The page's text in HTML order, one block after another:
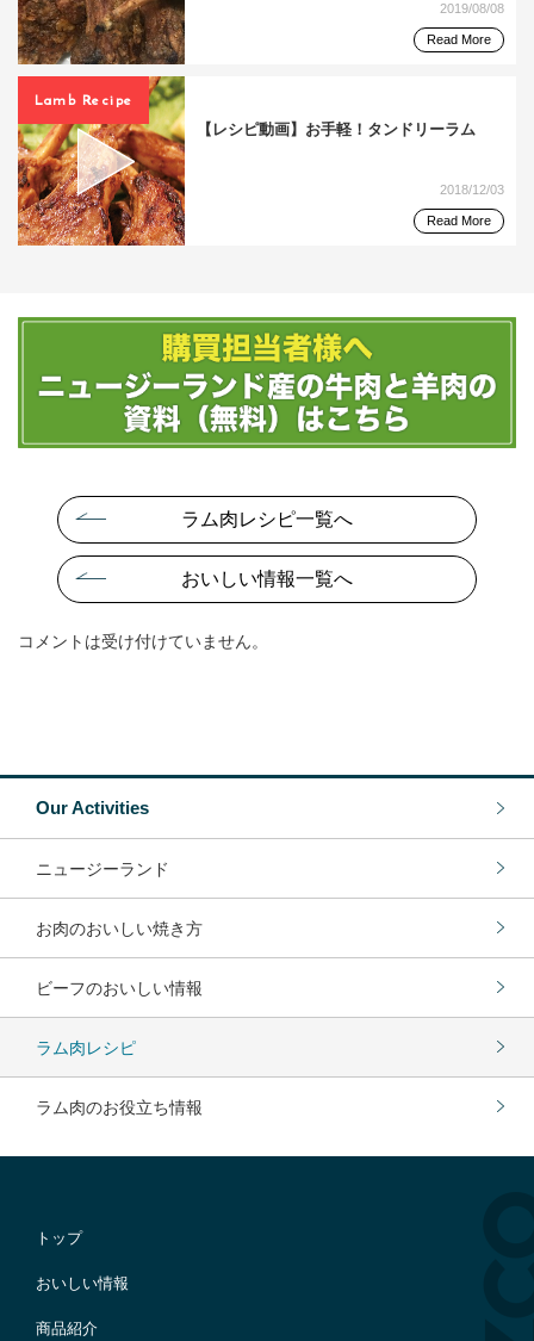
2019/08/08
Read More
【レシピ動画】お手軽！タンドリーラム
Lamb Recipe
2018/12/03
Read More
ラム肉レシピ一覧へ
おいしい情報一覧へ
コメントは受け付けていません。
Our Activities
ニュージーランド
お肉のおいしい焼き方
ビーフのおいしい情報
ラム肉レシピ
ラム肉のお役立ち情報
トップ
おいしい情報
商品紹介